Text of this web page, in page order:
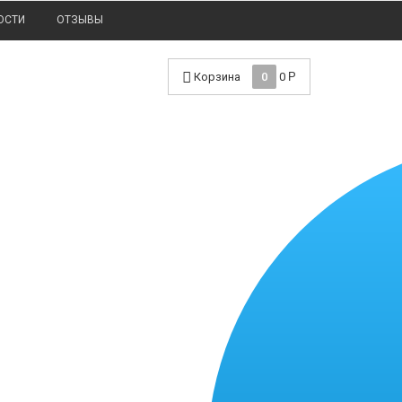
ОТЗЫВЫ
Корзина 0 0 Р